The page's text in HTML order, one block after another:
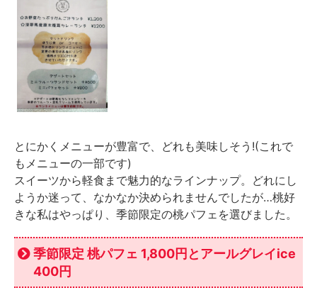
とにかくメニューが豊富で、どれも美味しそう!(これで
もメニューの一部です)
スイーツから軽食まで魅力的なラインナップ。どれにし
ようか迷って、なかなか決められませんでしたが…桃好
きな私はやっぱり、季節限定の桃パフェを選びました。
季節限定 桃パフェ 1,800円とアールグレイice
400円